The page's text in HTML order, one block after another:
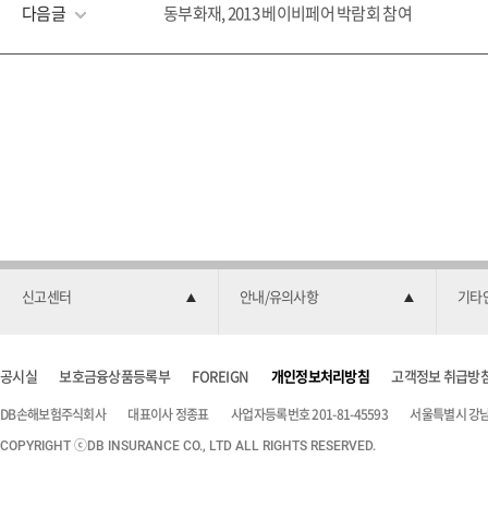
다음글 동부화재, 2013 베이비페어 박람회 참여
신고센터 안내/유의사항 기타
공시실 보호금융상품등록부 FOREIGN 개인정보처리방침 고객정보 취급방
DB손해보험주식회사 대표이사 정종표 사업자등록번호 201-81-45593 서울특별시 강
COPYRIGHT ⓒDB INSURANCE CO., LTD ALL RIGHTS RESERVED.